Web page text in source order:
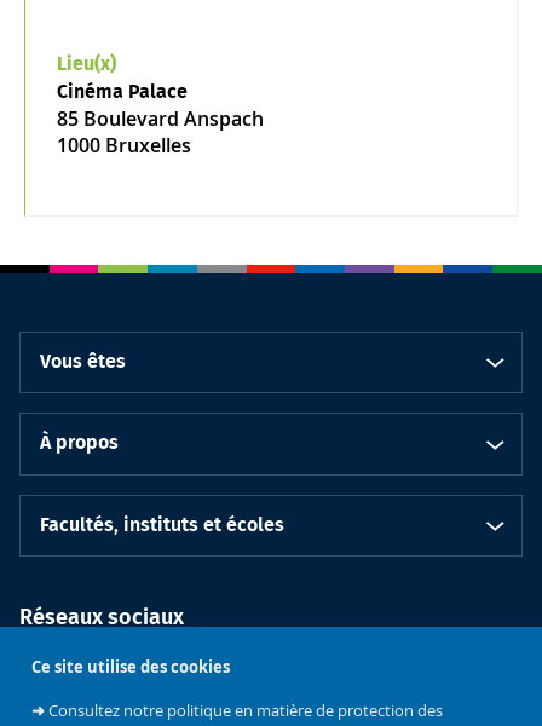
Ce site utilise des cookies
➜Consultez notre politique en matière de protection des
Lieu(x)
Cinéma Palace
85 Boulevard Anspach
1000 Bruxelles
Vous êtes
À propos
Facultés, instituts et écoles
Réseaux sociaux